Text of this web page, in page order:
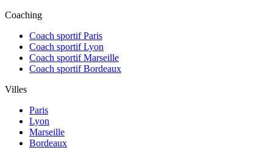
Coaching
Coach sportif Paris
Coach sportif Lyon
Coach sportif Marseille
Coach sportif Bordeaux
Villes
Paris
Lyon
Marseille
Bordeaux